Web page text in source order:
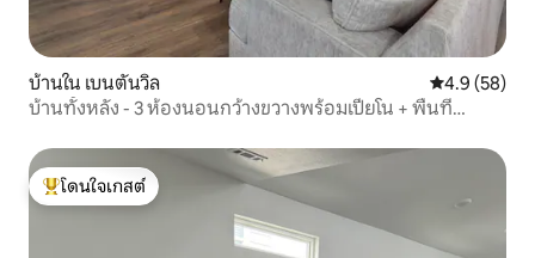
บ้านใน เบนตันวิล คะแนนเฉลี่ย
4.9 (58)
บ้านทั้งหลัง - 3 ห้องนอนกว้างขวางพร้อมเปียโน + พื้นที่
โดนใจเกสต์ที่สุด
โดนใจเกสต์